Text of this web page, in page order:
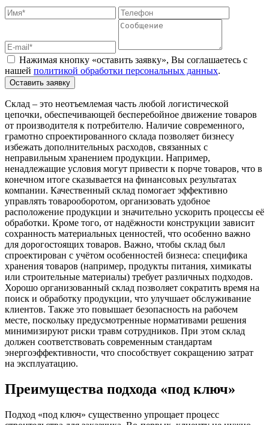
Нажимая кнопку «оставить заявку», Вы соглашаетесь с
нашей политикой обработки персональных данных.
Оставить заявку
Склад – это неотъемлемая часть любой логистической
цепочки, обеспечивающей бесперебойное движение товаров
от производителя к потребителю. Наличие современного,
грамотно спроектированного склада позволяет бизнесу
избежать дополнительных расходов, связанных с
неправильным хранением продукции. Например,
ненадлежащие условия могут привести к порче товаров, что в
конечном итоге сказывается на финансовых результатах
компании. Качественный склад помогает эффективно
управлять товарооборотом, организовать удобное
расположение продукции и значительно ускорить процессы её
обработки. Кроме того, от надёжности конструкции зависит
сохранность материальных ценностей, что особенно важно
для дорогостоящих товаров. Важно, чтобы склад был
спроектирован с учётом особенностей бизнеса: специфика
хранения товаров (например, продукты питания, химикаты
или строительные материалы) требует различных подходов.
Хорошо организованный склад позволяет сократить время на
поиск и обработку продукции, что улучшает обслуживание
клиентов. Также это повышает безопасность на рабочем
месте, поскольку предусмотренные нормативами решения
минимизируют риски травм сотрудников. При этом склад
должен соответствовать современным стандартам
энергоэффективности, что способствует сокращению затрат
на эксплуатацию.
Преимущества подхода «под ключ»
Подход «под ключ» существенно упрощает процесс